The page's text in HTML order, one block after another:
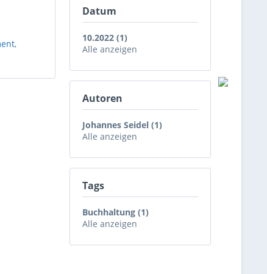
Datum
10.2022 (1)
Alle anzeigen
Autoren
Johannes Seidel (1)
Alle anzeigen
Tags
Buchhaltung (1)
Alle anzeigen
,